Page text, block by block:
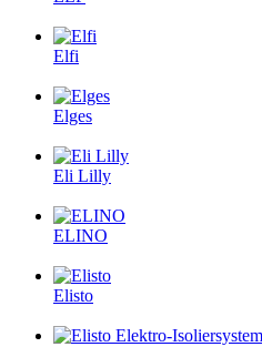
Elfi
Elges
Eli Lilly
ELINO
Elisto